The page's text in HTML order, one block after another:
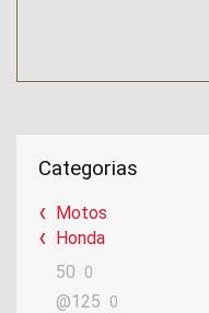
Categorias
Motos
Honda
50
0
@125 0